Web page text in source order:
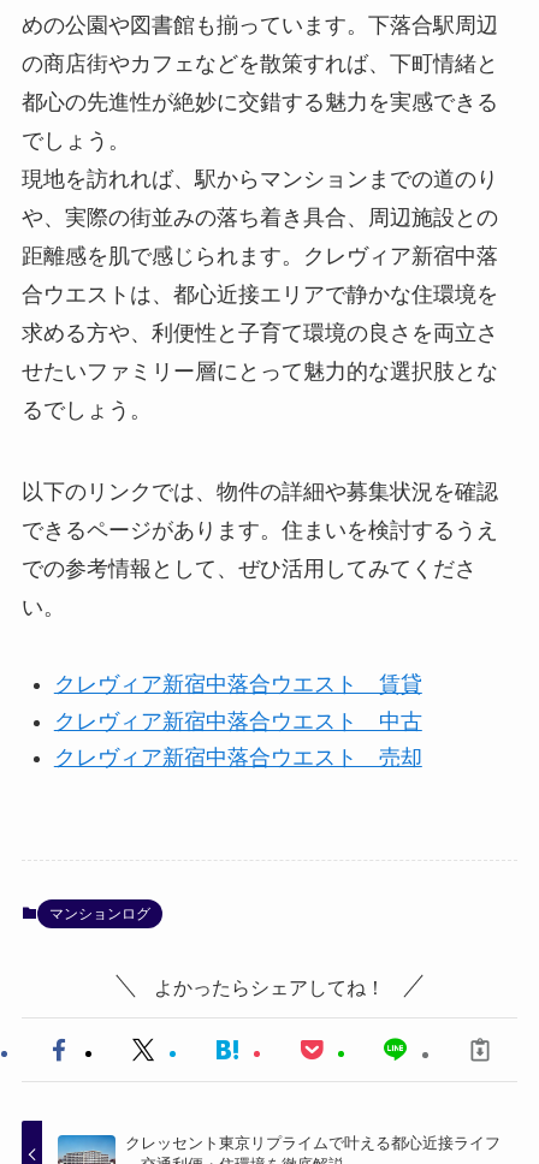
めの公園や図書館も揃っています。下落合駅周辺
の商店街やカフェなどを散策すれば、下町情緒と
都心の先進性が絶妙に交錯する魅力を実感できる
でしょう。
現地を訪れれば、駅からマンションまでの道のり
や、実際の街並みの落ち着き具合、周辺施設との
距離感を肌で感じられます。クレヴィア新宿中落
合ウエストは、都心近接エリアで静かな住環境を
求める方や、利便性と子育て環境の良さを両立さ
せたいファミリー層にとって魅力的な選択肢とな
るでしょう。
以下のリンクでは、物件の詳細や募集状況を確認
できるページがあります。住まいを検討するうえ
での参考情報として、ぜひ活用してみてくださ
い。
クレヴィア新宿中落合ウエスト 賃貸
クレヴィア新宿中落合ウエスト 中古
クレヴィア新宿中落合ウエスト 売却
マンションログ
よかったらシェアしてね！
クレッセント東京リプライムで叶える都心近接ライフ